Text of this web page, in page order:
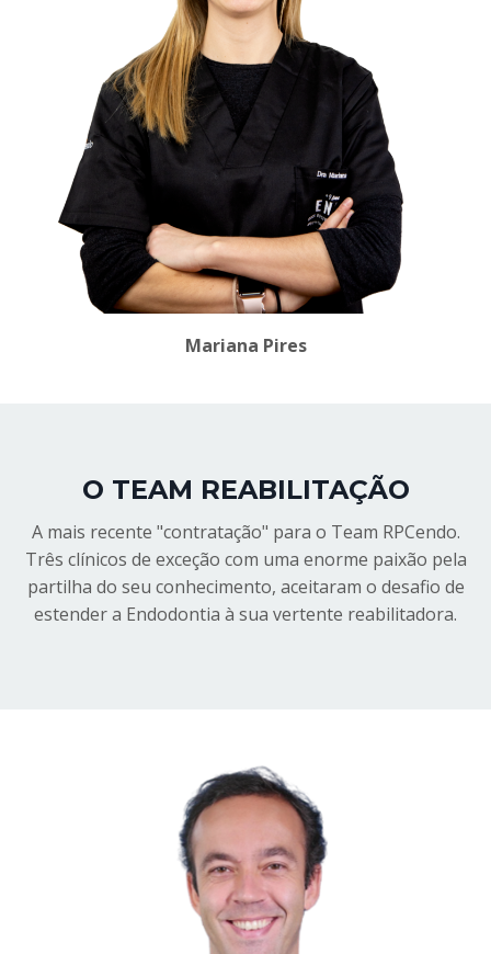
Mariana Pires
O TEAM REABILITAÇÃO
A mais recente "contratação" para o Team RPCendo.
Três clínicos de exceção com uma enorme paixão pela
partilha do seu conhecimento, aceitaram o desafio de
estender a Endodontia à sua vertente reabilitadora.